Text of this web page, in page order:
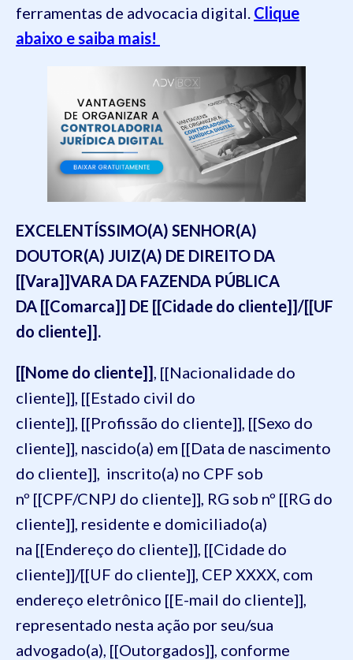
ferramentas de advocacia digital. Clique
abaixo e saiba mais!
EXCELENTÍSSIMO(A) SENHOR(A)
DOUTOR(A) JUIZ(A) DE DIREITO DA
[[Vara]]VARA DA FAZENDA PÚBLICA
DA [[Comarca]] DE [[Cidade do cliente]]/[[UF
do cliente]].
[[Nome do cliente]], [[Nacionalidade do
cliente]], [[Estado civil do
cliente]], [[Profissão do cliente]], [[Sexo do
cliente]], nascido(a) em [[Data de nascimento
do cliente]], inscrito(a) no CPF sob
nº [[CPF/CNPJ do cliente]], RG sob nº [[RG do
cliente]], residente e domiciliado(a)
na [[Endereço do cliente]], [[Cidade do
cliente]]/[[UF do cliente]], CEP XXXX, com
endereço eletrônico [[E-mail do cliente]],
representado nesta ação por seu/sua
advogado(a), [[Outorgados]], conforme